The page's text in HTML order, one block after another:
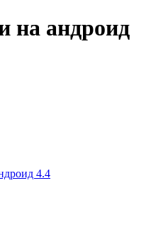
на андроид
4.4